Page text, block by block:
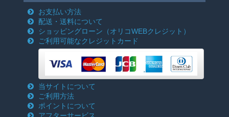
お支払い方法
配送・送料について
ショッピングローン （オリコWEBクレジット）
ご利用可能なクレジットカード
当サイトについて
ご利用方法
ポイントについて